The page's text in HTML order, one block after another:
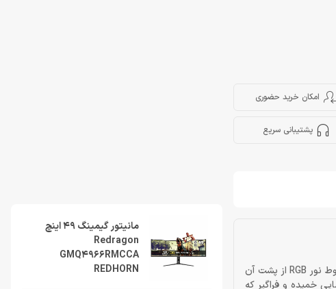
امکان خرید حضوری
پشتیبانی سریع
تصور کنید پشت میز نشسته‌اید، نور اتاق خاموش است و تنها منبع روشنایی، انحنای چشم‌نواز مانیتور عظیم 49 اینچی پیش روی شماست. خطوط نور RGB از پشت آن
خمیده و فراگیر که
مانیتور گیمینگ 49 اینچ
Redragon
GMQ4966RMCCA
REDHORN